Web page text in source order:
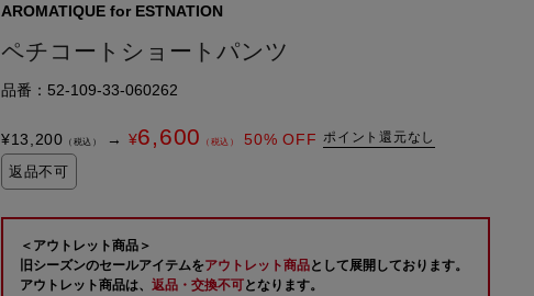
AROMATIQUE for ESTNATION
ペチコートショートパンツ
品番：52-109-33-060262
¥13,200 （税込） → ¥6,600 （税込） 50% OFF ポイント還元なし
返品不可
＜アウトレット商品＞
旧シーズンのセールアイテムをアウトレット商品として展開しております。
アウトレット商品は、 返品・交換不可となります。